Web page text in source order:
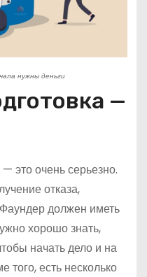
нужны деньги
—
это очень серьезно.
отказа,
должен иметь
хорошо знать,
начать дело и на
того, есть несколько